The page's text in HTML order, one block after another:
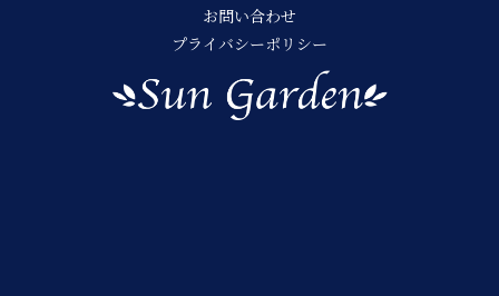
お問い合わせ
プライバシーポリシー